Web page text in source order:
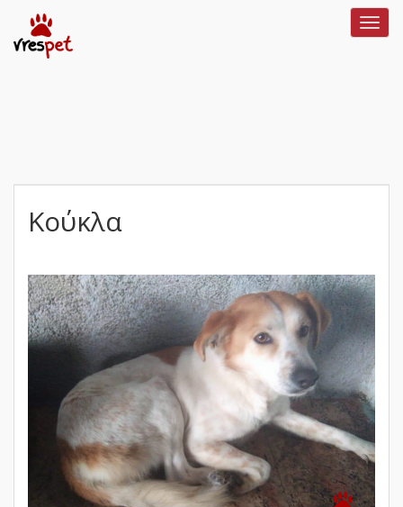
Κούκλα